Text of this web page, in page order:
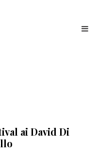
ai David Di